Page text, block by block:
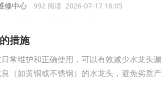
修中心 992 阅读 2026-07-17 16:05
措施
常维护和正确使用，可以有效减少水龙头
（如黄铜或不锈钢）的水龙头，避免劣质